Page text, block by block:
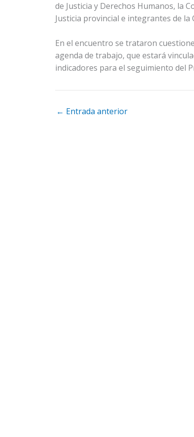
de Justicia y Derechos Humanos, la
Justicia provincial e integrantes de
En el encuentro se trataron
agenda de trabajo, que estará
indicadores para el seguimiento del
← Entrada anterior